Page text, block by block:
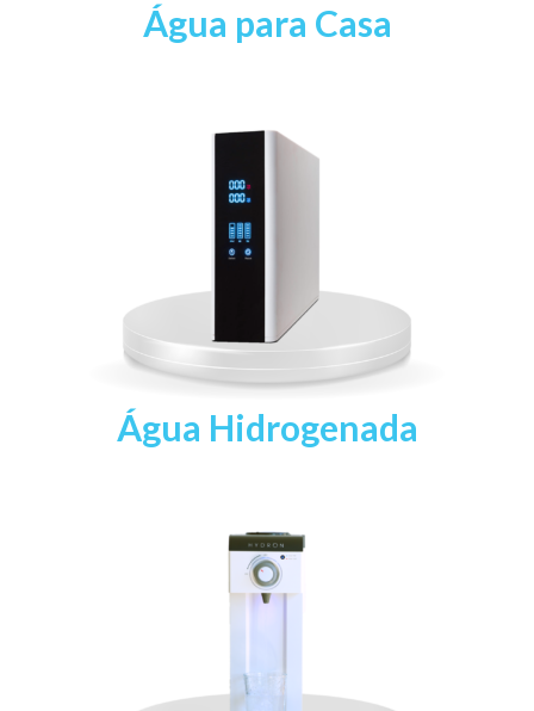
Água para Casa
Água Hidrogenada